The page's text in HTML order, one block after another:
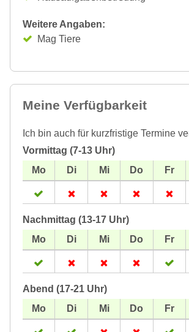
Weitere Angaben:
Mag Tiere
Meine Verfügbarkeit
Ich bin auch für kurzfristige Termine
Vormittag (7-13 Uhr)
Nachmittag (13-17 Uhr)
Abend (17-21 Uhr)